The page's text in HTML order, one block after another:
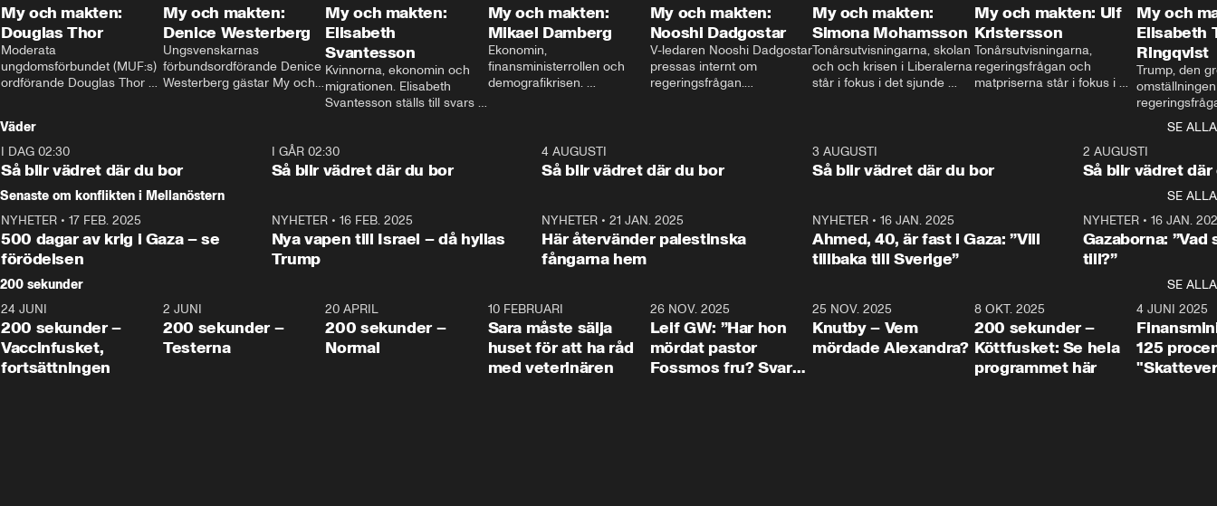
My och makten:
Douglas Thor
Moderata
ungdomsförbundet (MUF:s)
ordförande Douglas Thor
tonårsutvisningarna och hur
Moderaterna ska locka
väljare till valet i höst.
My och makten:
Denice Westerberg
Ungsvenskarnas
förbundsordförande Denice
Westerberg gästar My och
My och makten:
Elisabeth
Svantesson
Kvinnorna, ekonomin och
migrationen. Elisabeth
Svantesson ställs till svars
My och makten:
Mikael Damberg
Ekonomin,
finansministerrollen och
demografikrisen.
och Makten.
My och makten:
Nooshi Dadgostar
V-ledaren Nooshi Dadgostar
pressas internt om
regeringsfrågan.
– Vi ställer upp i val. Ska vi
vara med så sitter vi förstås
My och makten:
Simona Mohamsson
Tonårsutvisningarna, skolan
och och krisen i Liberalerna
står i fokus i det sjunde
kommentator My
Rohwedder ställer
utbildnings- och
Mohamsson till svars.
My och makten: Ulf
Kristersson
Tonårsutvisningarna,
regeringsfrågan och
matpriserna står i fokus i
Rohwedder ställer
statsminister Ulf Kristersson
My och
Elisabeth
Ringqvist
Trump, den
centrum i
avsnittet av
Makten”. Se
Aftonbladets
Rohwedder
Thand Ring
Väder
SE ALLA
I DAG 02:30
Så blir vädret där du bor
1:06
I GÅR 02:30
Så blir vädret där du bor
4 AUGUSTI
Så blir vädret där du bor
3 AUGUSTI
Så blir vädret där du bor
2 AUGUSTI
Så blir vädret där
Senaste om konflikten i Mellanöstern
SE ALLA
NYHETER • 17 FEB. 2025
500 dagar av krig i Gaza – se
förödelsen
NYHETER• 16 FEB. 2025
Nya vapen till Israel – då hyllas
Trump
NYHETER •21 JAN. 2025
Här återvänder palestinska
fångarna hem
NYHETER• 16 JAN. 2025
Ahmed, 40, är fast i Gaza: ”Vill
tillbaka till Sverige”
NYHETER• 16 JAN.
Gazaborna:
till?”
200 sekunder
SE ALLA
5:00
24 JUNI
200 sekunder –
Vaccinfusket,
fortsättningen
4:23
2 JUNI
200 sekunder –
Testerna
20 APRIL
200 sekunder –
Normal
10 FEBRUARI
Sara måste sälja
huset för att ha råd
med veterinären
26 NOV. 2025
Leif GW: ”Har hon
mördat pastor
Fossmos fru? Svar
31:05
25 NOV. 2025
Knutby – Vem
mördade Alexandra?
4:29
8 OKT. 2025
200 sekunder –
Köttfusket: Se hela
programmet här
4 JUNI 2025
125